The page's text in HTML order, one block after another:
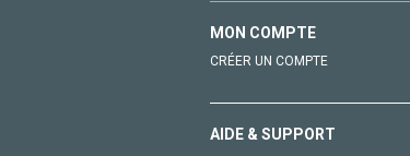
MON COMPTE
CRÉER UN COMPTE
AIDE & SUPPORT